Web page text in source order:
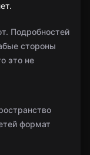
Подробностей
стороны
это не
формат